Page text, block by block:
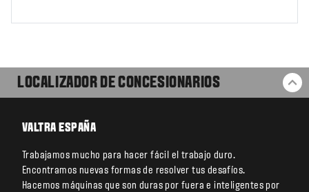
LOCALIZADOR DE CONCESIONARIOS
VALTRA ESPAÑA
Trabajamos mucho para hacer fácil el trabajo duro.
Encontramos nuevas formas de resolver tus desafíos.
Hacemos máquinas que son duras por fuera e inteligentes por